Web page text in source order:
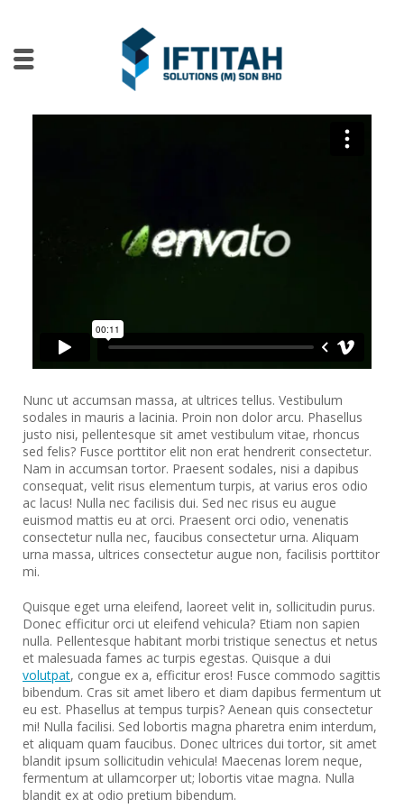
Nunc ut accumsan massa, at ultrices tellus. Vestibulum
sodales in mauris a lacinia. Proin non dolor arcu. Phasellus
justo nisi, pellentesque sit amet vestibulum vitae, rhoncus
sed felis? Fusce porttitor elit non erat hendrerit consectetur.
Nam in accumsan tortor. Praesent sodales, nisi a dapibus
consequat, velit risus elementum turpis, at varius eros odio
ac lacus! Nulla nec facilisis dui. Sed nec risus eu augue
euismod mattis eu at orci. Praesent orci odio, venenatis
consectetur nulla nec, faucibus consectetur urna. Aliquam
urna massa, ultrices consectetur augue non, facilisis porttitor
mi.
Quisque eget urna eleifend, laoreet velit in, sollicitudin purus.
Donec efficitur orci ut eleifend vehicula? Etiam non sapien
nulla. Pellentesque habitant morbi tristique senectus et netus
et malesuada fames ac turpis egestas. Quisque a dui
volutpat, congue ex a, efficitur eros! Fusce commodo sagittis
bibendum. Cras sit amet libero et diam dapibus fermentum ut
eu est. Phasellus at tempus turpis? Aenean quis consectetur
mi! Nulla facilisi. Sed lobortis magna pharetra enim interdum,
et aliquam quam faucibus. Donec ultrices dui tortor, sit amet
blandit ipsum sollicitudin vehicula! Maecenas lorem neque,
fermentum at ullamcorper ut; lobortis vitae magna. Nulla
blandit ex at odio pretium bibendum.